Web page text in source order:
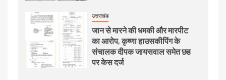
उत्तराखंड
जान से मारने की धमकी और मारपीट
का आरोप, कृष्णा हाउसकीपिंग के
संचालक दीपक जायसवाल समेत छह
पर केस दर्ज